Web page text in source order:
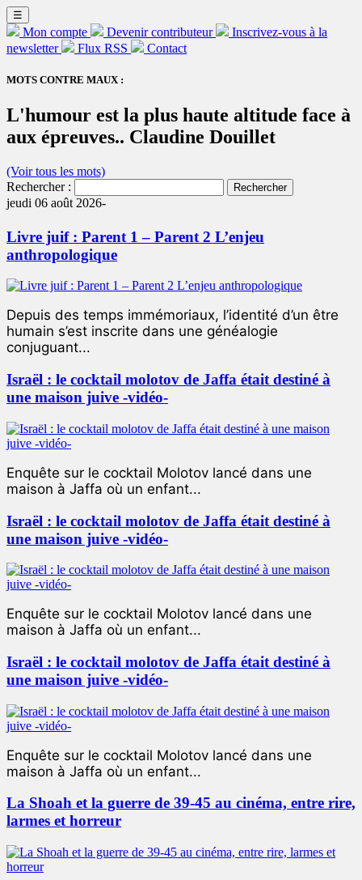
☰
Mon compte Devenir contributeur
Inscrivez-vous à la
newsletter
Flux RSS Contact
MOTS CONTRE MAUX :
L'humour est la plus haute altitude face à
aux épreuves.. Claudine Douillet
(Voir tous les mots)
Rechercher :
jeudi 06 août 2026-
Livre juif : Parent 1 – Parent 2 L’enjeu
anthropologique
Depuis des temps immémoriaux, l’identité d’un être
humain s’est inscrite dans une généalogie
conjuguant...
Israël : le cocktail molotov de Jaffa était destiné à
une maison juive -vidéo-
Enquête sur le cocktail Molotov lancé dans une
maison à Jaffa où un enfant...
Israël : le cocktail molotov de Jaffa était destiné à
une maison juive -vidéo-
Enquête sur le cocktail Molotov lancé dans une
maison à Jaffa où un enfant...
Israël : le cocktail molotov de Jaffa était destiné à
une maison juive -vidéo-
Enquête sur le cocktail Molotov lancé dans une
maison à Jaffa où un enfant...
La Shoah et la guerre de 39-45 au cinéma, entre rire,
larmes et horreur